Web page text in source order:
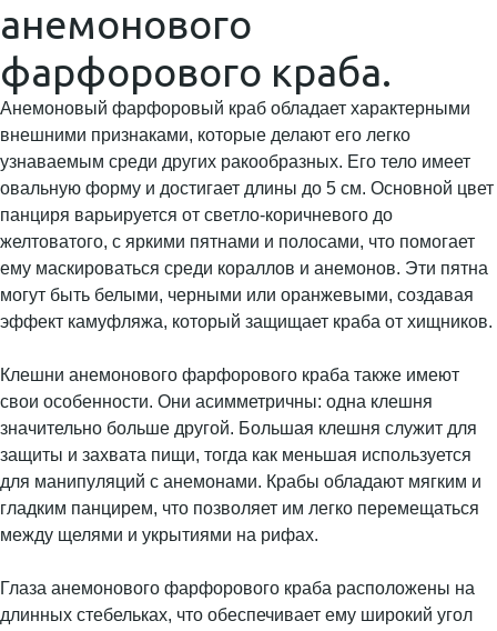
анемонового
фарфорового краба.
Анемоновый фарфоровый краб обладает характерными
внешними признаками, которые делают его легко
узнаваемым среди других ракообразных. Его тело имеет
овальную форму и достигает длины до 5 см. Основной цвет
панциря варьируется от светло-коричневого до
желтоватого, с яркими пятнами и полосами, что помогает
ему маскироваться среди кораллов и анемонов. Эти пятна
могут быть белыми, черными или оранжевыми, создавая
эффект камуфляжа, который защищает краба от хищников.
Клешни анемонового фарфорового краба также имеют
свои особенности. Они асимметричны: одна клешня
значительно больше другой. Большая клешня служит для
защиты и захвата пищи, тогда как меньшая используется
для манипуляций с анемонами. Крабы обладают мягким и
гладким панцирем, что позволяет им легко перемещаться
между щелями и укрытиями на рифах.
Глаза анемонового фарфорового краба расположены на
длинных стебельках, что обеспечивает ему широкий угол